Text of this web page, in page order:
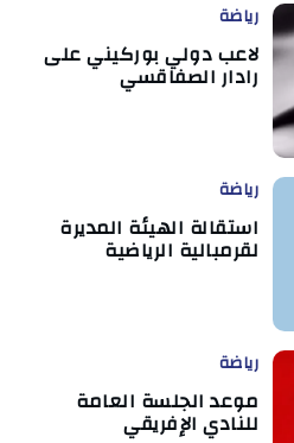
رياضة
لاعب دولي بوركيني على
رادار الصفاقسي
رياضة
استقالة الهيئة المديرة
لقرمبالية الرياضية
رياضة
موعد الجلسة العامة
للنادي الإفريقي